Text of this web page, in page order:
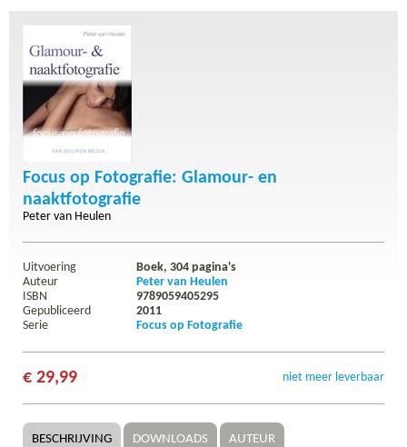
focus op fotografie: glamour- en naaktfotografie
Focus op Fotografie: Glamour- en
naaktfotografie
Peter van Heulen
Uitvoering Boek, 304 pagina's
Auteur
Peter van Heulen
ISBN
9789059405295
Gepubliceerd
2011
Serie
Focus op Fotografie
€ 29,99 niet meer leverbaar
BESCHRIJVING DOWNLOADS AUTEUR